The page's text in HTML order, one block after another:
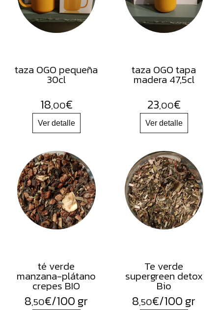
FRUTOS
SECOS
SAL
HARINAS
ACEITES
FLORES
PRODUCTOS
ACCESORIOS
ALIMENTOS
DESHIDRATADOS
taza OGO pequeña
30cl
18,00€
taza OGO tapa
madera 47,5cl
23,00€
té verde
manzana-plátano
crepes BIO
8,50€/100 gr
Te verde
supergreen detox
Bio
8,50€/100 gr